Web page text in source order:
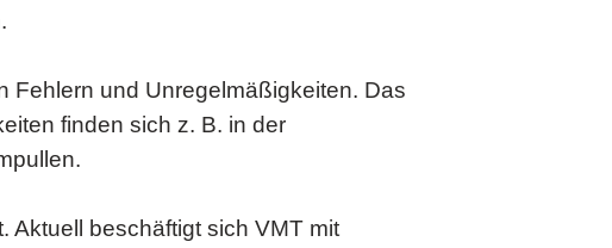
Fehlern und Unregelmäßigkeiten. Das
finden sich z. B. in der
Aktuell beschäftigt sich VMT mit